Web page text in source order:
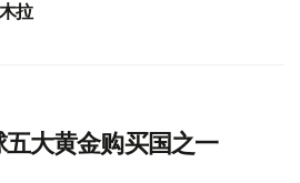
拉
大黄金购买国之一